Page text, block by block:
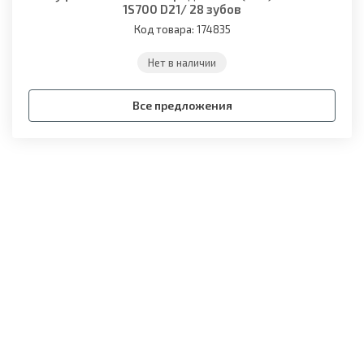
1S700 D21/ 28 зубов
Код товара: 174835
Нет в наличии
Все предложения